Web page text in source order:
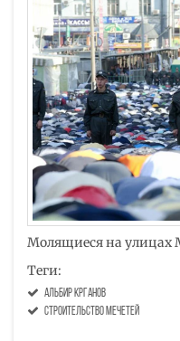
Молящиеся на улицах
Теги:
Альбир Крганов
строительство мечетей